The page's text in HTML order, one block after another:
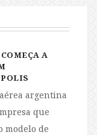
A
argentina
que
modelo de